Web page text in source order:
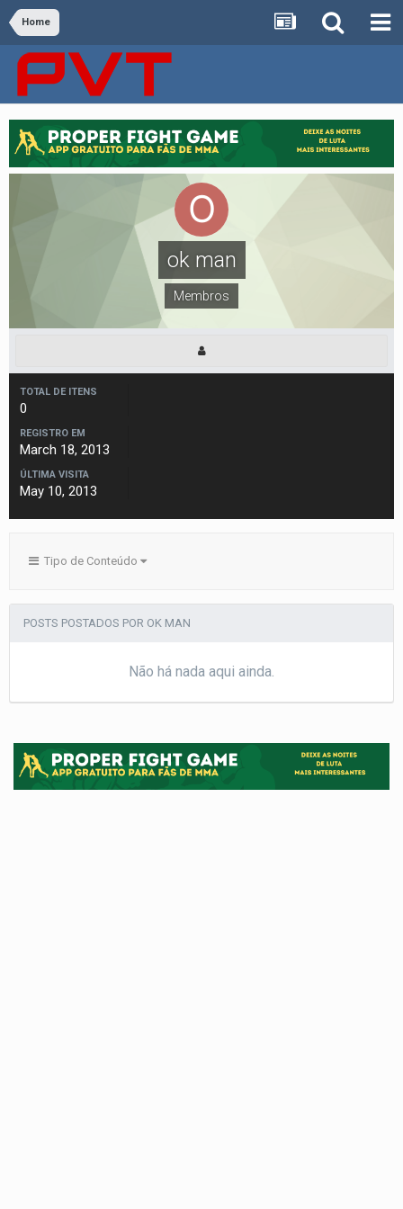
Home
ok man
Membros
TOTAL DE ITENS
0
REGISTRO EM
March 18, 2013
ÚLTIMA VISITA
May 10, 2013
Tipo de Conteúdo
POSTS POSTADOS POR OK MAN
Não há nada aqui ainda.